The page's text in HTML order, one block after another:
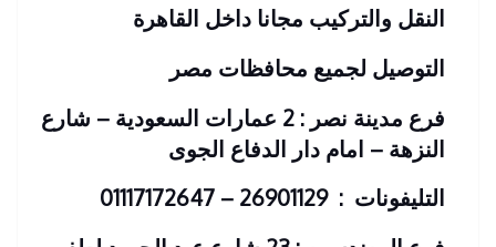
النقل والتركيب مجانا داخل القاهرة
التوصيل لجميع محافظات مصر
فرع مدينة نصر : 2 عمارات السعودية – شارع
النزهة – امام دار الدفاع الجوى
التليفونات : 26901129 – 01117172647